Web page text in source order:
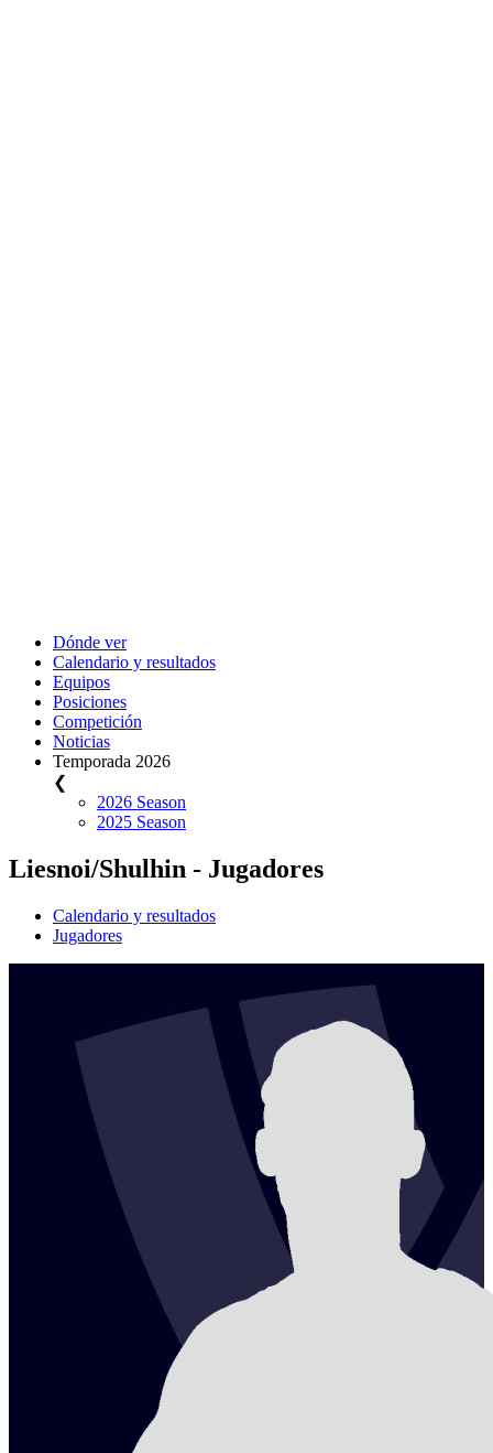
Dónde ver
Calendario y resultados
Equipos
Posiciones
Competición
Noticias
Temporada 2026
❮
2026 Season
2025 Season
Liesnoi/Shulhin - Jugadores
Calendario y resultados
Jugadores